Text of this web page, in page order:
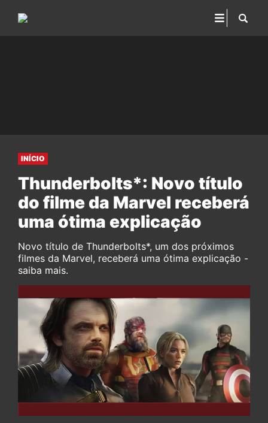
INÍCIO
Thunderbolts*: Novo título
do filme da Marvel receberá
uma ótima explicação
Novo título de Thunderbolts*, um dos próximos
filmes da Marvel, receberá uma ótima explicação -
saiba mais.